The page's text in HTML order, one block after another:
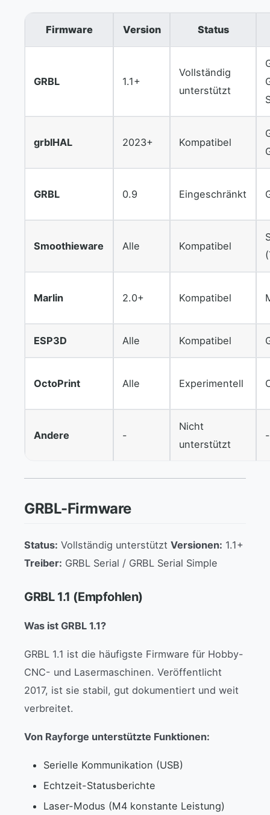
Firmware Version Status
GRBL 1.1+
Vollständig
unterstützt
grblHAL 2023+ Kompatibel
GRBL 0.9 Eingeschränkt
Smoothieware Alle Kompatibel
Marlin 2.0+ Kompatibel
ESP3D Alle Kompatibel
OctoPrint Alle Experimentell
Andere -
Nicht
unterstützt
-
GRBL-Firmware
Status: Vollständig unterstützt Versionen: 1.1+
Treiber: GRBL Serial / GRBL Serial Simple
GRBL 1.1 (Empfohlen)
Was ist GRBL 1.1?
GRBL 1.1 ist die häufigste Firmware für Hobby-
CNC- und Lasermaschinen. Veröffentlicht
2017, ist sie stabil, gut dokumentiert und weit
verbreitet.
Von Rayforge unterstützte Funktionen:
Serielle Kommunikation (USB)
Echtzeit-Statusberichte
Laser-Modus (M4 konstante Leistung)